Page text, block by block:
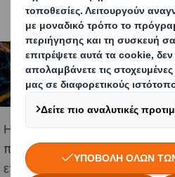
Η κυκλική οικονομία είναι
παραγωγής και δημιουργίας
επιχειρήσεις, την κοινωνία και